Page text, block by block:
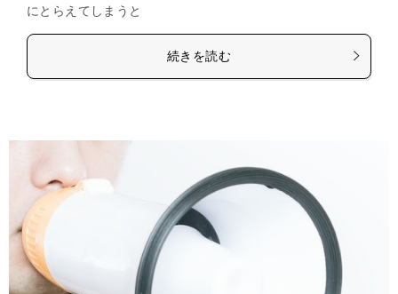
にとらえてしまうと
続きを読む